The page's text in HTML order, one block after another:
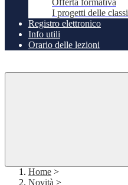
Offerta formativa
I progetti delle classi
Registro elettronico
Info utili
Orario delle lezioni
Home >
Novità >